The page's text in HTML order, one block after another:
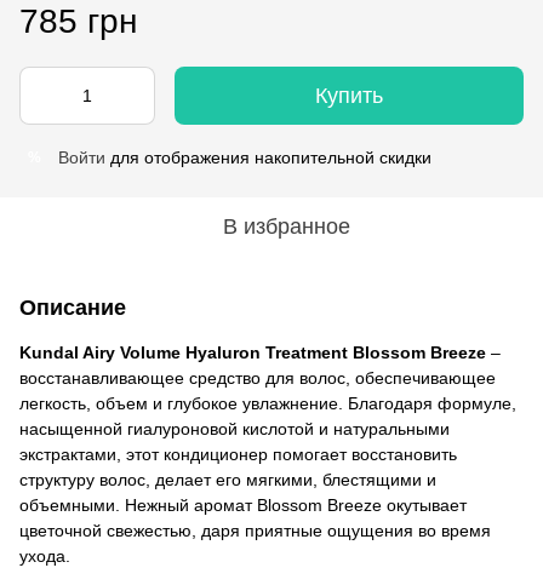
785 грн
Купить
Войти для отображения накопительной скидки
В избранное
Описание
Kundal Airy Volume Hyaluron Treatment Blossom Breeze –
восстанавливающее средство для волос, обеспечивающее
легкость, объем и глубокое увлажнение. Благодаря формуле,
насыщенной гиалуроновой кислотой и натуральными
экстрактами, этот кондиционер помогает восстановить
структуру волос, делает его мягкими, блестящими и
объемными. Нежный аромат Blossom Breeze окутывает
цветочной свежестью, даря приятные ощущения во время
ухода.